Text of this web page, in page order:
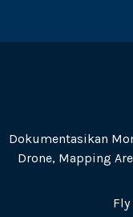
Dokumentasikan
Drone, Mapping